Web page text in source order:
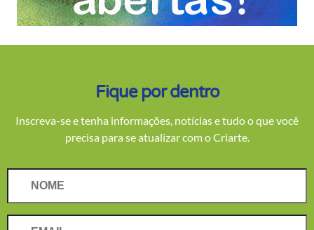
Fique por dentro
Inscreva-se e tenha informações, notícias e tudo o que você
precisa para se atualizar com o Criarte.